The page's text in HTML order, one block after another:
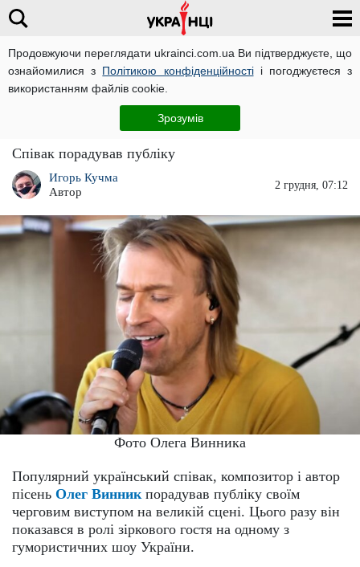
Продовжуючи переглядати ukrainci.com.ua Ви підтверджуєте, що
ознайомилися з Політикою конфіденційностіі погоджуєтеся з
використанням файлів cookie.
Зрозумів
Олег Винник "розірвав" сцену і звів з розуму
всіх жінок у залі: "Одне задоволення"
Співак порадував публіку
Игорь Кучма
Автор
2 грудня, 07:12
Фото Олега Винника
Популярний український співак, композитор і автор
пісень Олег Винник порадував публіку своїм
черговим виступом на великій сцені. Цього разу він
показався в ролі зіркового гостя на одному з
гумористичних шоу України.